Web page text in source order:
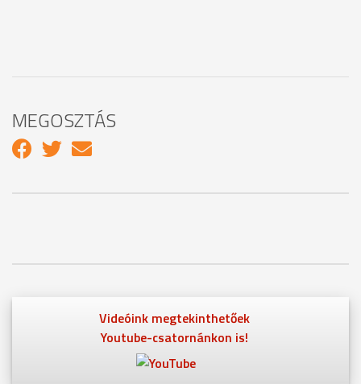
MEGOSZTÁS
Videóink megtekinthetőek
Youtube-csatornánkon is!